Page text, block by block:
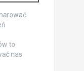
to
nas